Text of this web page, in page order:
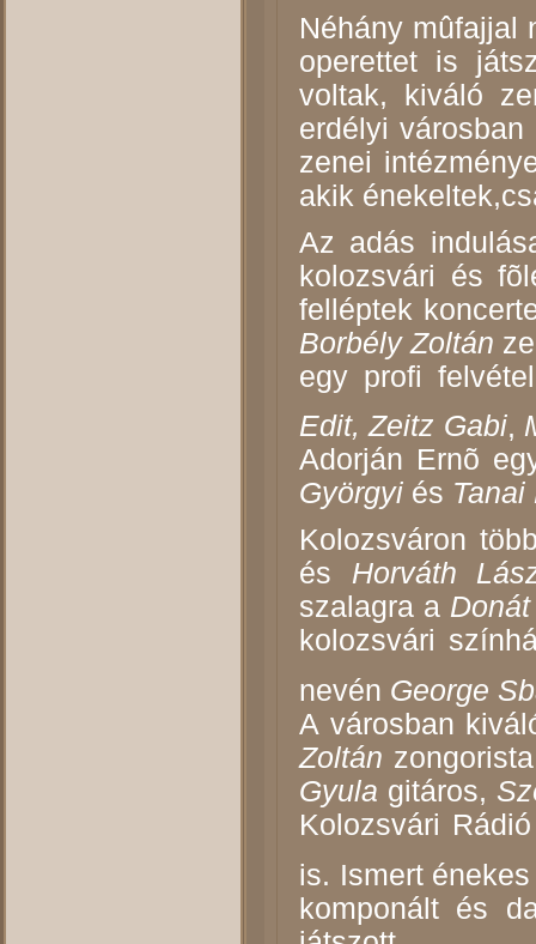
Néhány mûfajjal
operettet is
voltak, kiváló
erdélyi
zenei
akik
Az adás
kolozsvári és
felléptek
Borbély Zoltán
egy profi
Edit, Zeitz Gabi,
Adorján Ernõ
Györgyi és Tanai
Kolozsváron
és Horváth
szalagra a
kolozsvári
nevén George
A városban
Zoltán
Gyula gitáros,
Kolozsvári
is. Ismert
komponált és